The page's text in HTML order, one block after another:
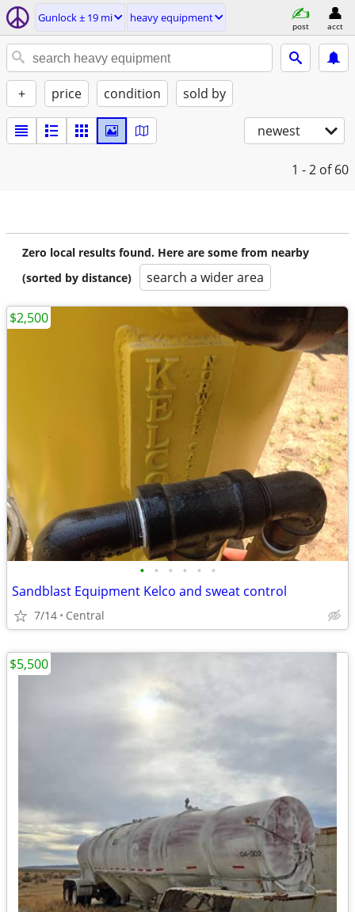
Gunlock ± 19 mi heavy equipment
post acct
+ price condition sold by
newest
1 - 2 of 60
Zero local results found. Here are some from nearby
(sorted by distance)
search a wider area
• • • • • •
Sandblast Equipment Kelco and sweat control
7/14 Central
$2,500
$5,500